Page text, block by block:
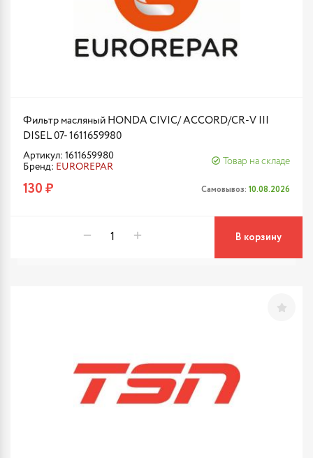
Фильтр масляный HONDA CIVIC/ ACCORD/CR-V III
DISEL 07- 1611659980
Артикул: 1611659980
Бренд: EUROREPAR
Товар на складе
130 ₽ Самовывоз: 10.08.2026
В корзину